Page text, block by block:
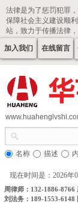
法律是为了惩罚犯罪
保障社会主义建设顺
站，致力于传播法律
在线留言
加入我们
名称 描述
现在时间是：2026年
周律师：132-1886-8766
刘法务：189-1553-6148